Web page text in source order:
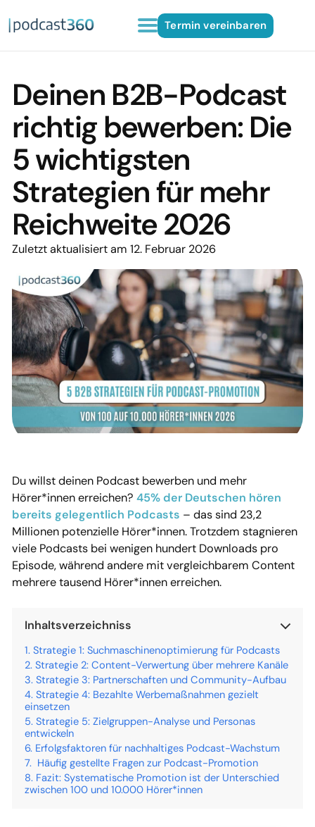
Termin vereinbaren
Deinen B2B-Podcast
richtig bewerben: Die
5 wichtigsten
Strategien für mehr
Reichweite 2026
Zuletzt aktualisiert am 12. Februar 2026
Du willst deinen Podcast bewerben und mehr
Hörer*innen erreichen?45% der Deutschen hören
bereits gelegentlich Podcasts – das sind 23,2
Millionen potenzielle Hörer*innen. Trotzdem stagnieren
viele Podcasts bei wenigen hundert Downloads pro
Episode, während andere mit vergleichbarem Content
mehrere tausend Hörer*innen erreichen.
Inhaltsverzeichniss
Strategie 1: Suchmaschinenoptimierung für Podcasts
Strategie 2: Content-Verwertung über mehrere Kanäle
Strategie 3: Partnerschaften und Community-Aufbau
Strategie 4: Bezahlte Werbemaßnahmen gezielt
einsetzen
Strategie 5: Zielgruppen-Analyse und Personas
entwickeln
Erfolgsfaktoren für nachhaltiges Podcast-Wachstum
Häufig gestellte Fragen zur Podcast-Promotion
Fazit: Systematische Promotion ist der Unterschied
zwischen 100 und 10.000 Hörer*innen